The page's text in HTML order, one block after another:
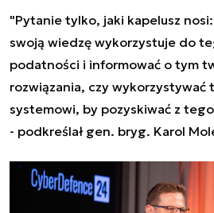
"Pytanie tylko, jaki kapelusz nosi:
swoją wiedzę wykorzystuje do
podatności i informować o tym
rozwiązania, czy wykorzystywać
systemowi, by pozyskiwać z
- podkreślał gen. bryg. Karol